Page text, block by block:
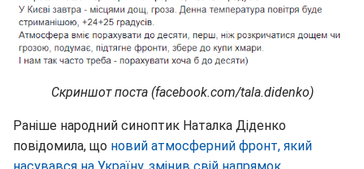
Скриншот поста (facebook.com/tala.didenko)
Раніше народний синоптик Наталка Діденко
повідомила, що новий атмосферний фронт, який